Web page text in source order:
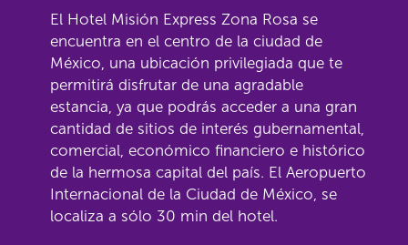
El Hotel Misión Express Zona Rosa se
encuentra en el centro de la ciudad de
México, una ubicación privilegiada que te
permitirá disfrutar de una agradable
estancia, ya que podrás acceder a una gran
cantidad de sitios de interés gubernamental,
comercial, económico financiero e histórico
de la hermosa capital del país. El Aeropuerto
Internacional de la Ciudad de México, se
localiza a sólo 30 min del hotel.